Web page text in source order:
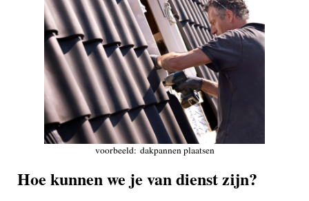
voorbeeld: dakpannen plaatsen
Hoe kunnen we je van dienst zijn?